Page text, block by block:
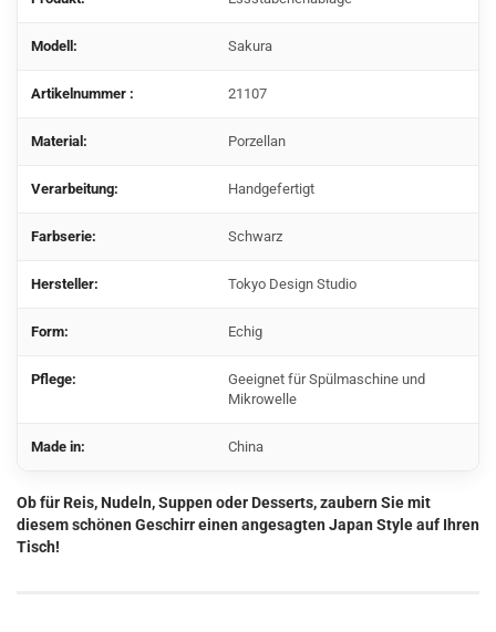
Modell: Sakura
Artikelnummer : 21107
Material: Porzellan
Verarbeitung: Handgefertigt
Farbserie: Schwarz
Hersteller: Tokyo Design Studio
Form: Echig
Pflege:
Geeignet für Spülmaschine und
Mikrowelle
Made in: China
Ob für Reis, Nudeln, Suppen oder Desserts, zaubern Sie mit
diesem schönen Geschirr einen angesagten Japan Style auf Ihren
Tisch!